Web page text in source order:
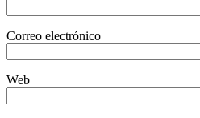
Correo electrónico
Web